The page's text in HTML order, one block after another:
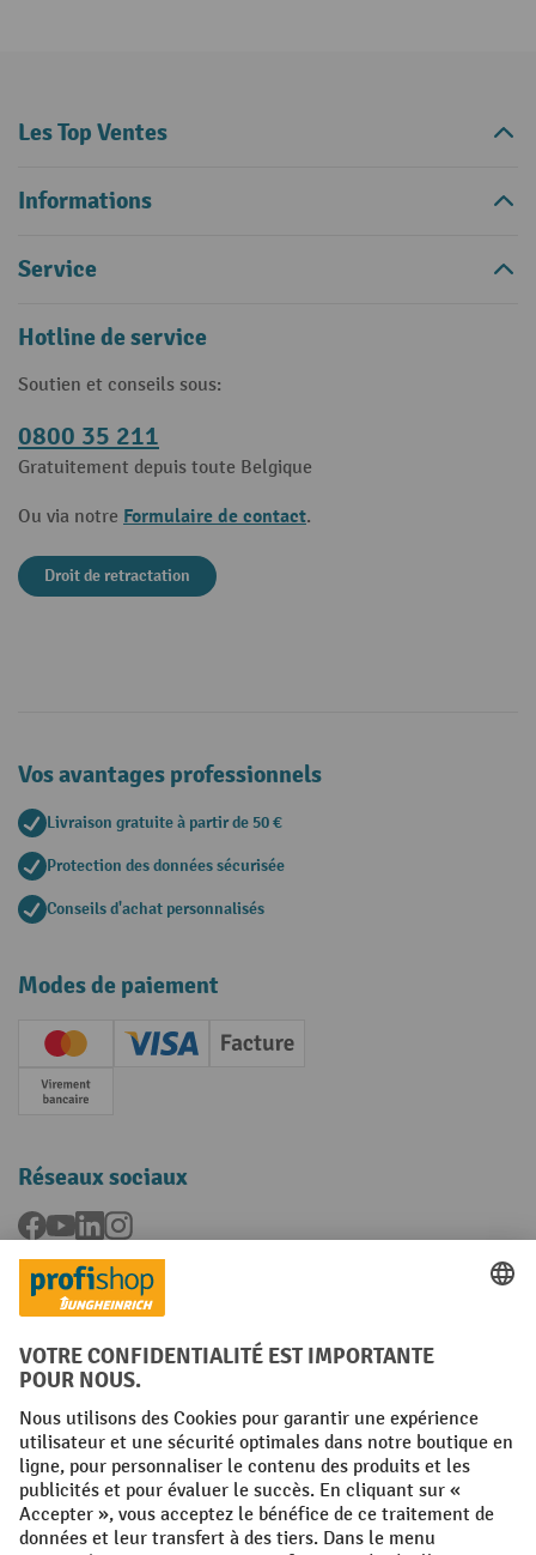
Les Top Ventes
Informations
Service
Hotline de service
Soutien et conseils sous:
0800 35 211
Gratuitement depuis toute Belgique
Ou via notre Formulaire de contact.
Droit de retractation
Vos avantages professionnels
Livraison gratuite à partir de 50 €
Protection des données sécurisée
Conseils d'achat personnalisés
Modes de paiement
Creditcard (Master)Creditcard (Visa)
Facture
Paiement anticipé
Réseaux sociaux
Facebook
YouTubeLinkedInInstagram
Langues
FR NL
Conditions générales Mentions légales
Protection des Données Politique de cookies